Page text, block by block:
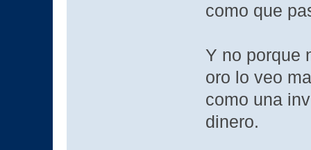
como que
Y no porque
oro lo veo
como una
dinero.